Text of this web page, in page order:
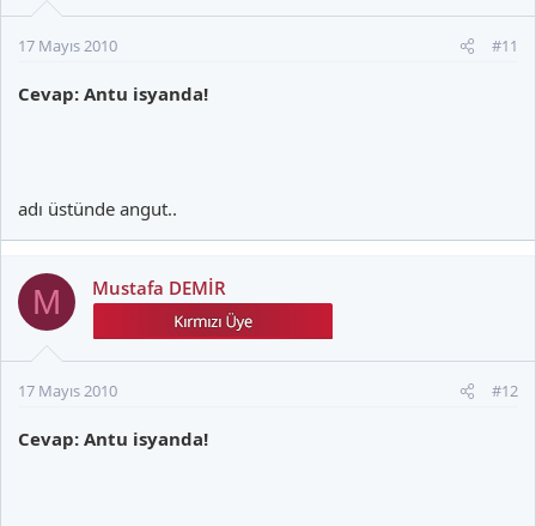
17 Mayıs 2010 #11
Cevap: Antu isyanda!
adı üstünde angut..
M Mustafa DEMİR
17 Mayıs 2010 #12
Cevap: Antu isyanda!